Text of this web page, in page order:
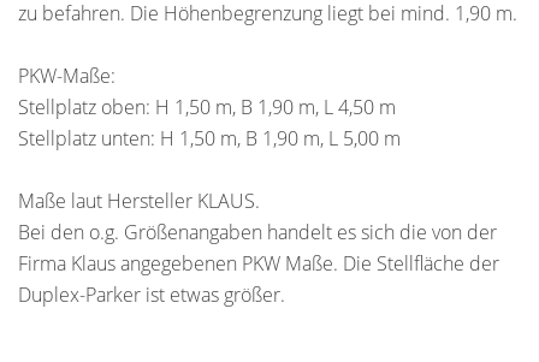
zu befahren. Die Höhenbegrenzung liegt bei mind. 1,90 m.
PKW-Maße:
Stellplatz oben: H 1,50 m, B 1,90 m, L 4,50 m
Stellplatz unten: H 1,50 m, B 1,90 m, L 5,00 m
Maße laut Hersteller KLAUS.
Bei den o.g. Größenangaben handelt es sich die von der
Firma Klaus angegebenen PKW Maße. Die Stellfläche der
Duplex-Parker ist etwas größer.